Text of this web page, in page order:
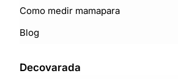
Como medir mamapara
Blog
Decovarada